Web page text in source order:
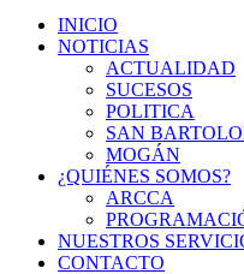
INICIO
NOTICIAS
ACTUALIDAD
SUCESOS
POLITICA
SAN
MOGÁN
¿QUIÉNES SOMOS?
ARCCA
NUESTROS
CONTACTO